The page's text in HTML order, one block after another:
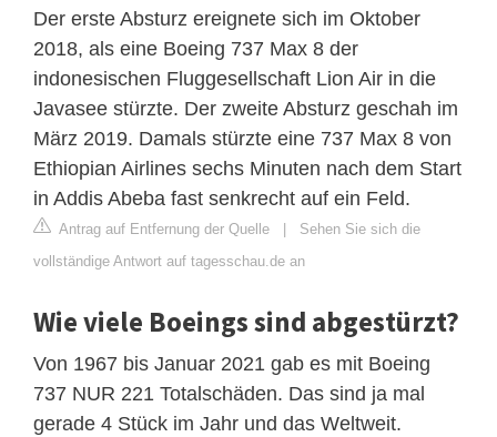
Der erste Absturz ereignete sich im Oktober
2018, als eine Boeing 737 Max 8 der
indonesischen Fluggesellschaft Lion Air in die
Javasee stürzte. Der zweite Absturz geschah im
März 2019. Damals stürzte eine 737 Max 8 von
Ethiopian Airlines sechs Minuten nach dem Start
in Addis Abeba fast senkrecht auf ein Feld.
Antrag auf Entfernung der Quelle
Sehen Sie sich die
vollständige Antwort auf tagesschau.de an
Wie viele Boeings sind abgestürzt?
Von 1967 bis Januar 2021 gab es mit Boeing
737 NUR 221 Totalschäden. Das sind ja mal
gerade 4 Stück im Jahr und das Weltweit.